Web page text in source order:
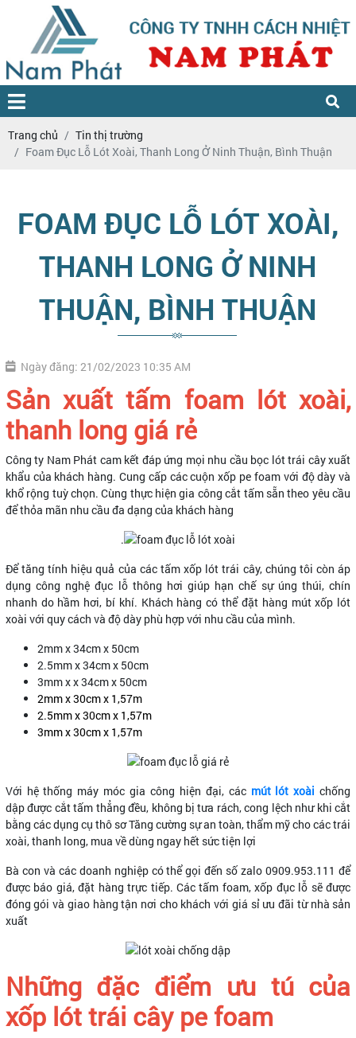
Trang chủ
Tin thị trường
Foam Đục Lỗ Lót Xoài, Thanh Long Ở Ninh Thuận, Bình Thuận
FOAM ĐỤC LỖ LÓT XOÀI,
THANH LONG Ở NINH
THUẬN, BÌNH THUẬN
Ngày đăng: 21/02/2023 10:35 AM
Sản xuất tấm foam lót xoài,
thanh long giá rẻ
Công ty Nam Phát cam kết đáp ứng mọi nhu cầu bọc lót trái cây xuất
khẩu của khách hàng. Cung cấp các cuộn xốp pe foam với độ dày và
khổ rộng tuỳ chọn. Cùng thực hiện gia công cắt tấm sẵn theo yêu cầu
để thỏa mãn nhu cầu đa dạng của khách hàng
.
Để tăng tính hiệu quả của các tấm xốp lót trái cây, chúng tôi còn áp
dụng công nghệ đục lỗ thông hơi giúp hạn chế sự úng thúi, chín
nhanh do hầm hơi, bí khí. Khách hàng có thể đặt hàng mút xốp lót
xoài với quy cách và độ dày phù hợp với nhu cầu của mình.
2mm x 34cm x 50cm
2.5mm x 34cm x 50cm
3mm x x 34cm x 50cm
2mm x 30cm x 1,57m
2.5mm x 30cm x 1,57m
3mm x 30cm x 1,57m
Với hệ thống máy móc gia công hiện đại, các mút lót xoài chống
dập được cắt tấm thẳng đều, không bị tưa rách, cong lệch như khi cắt
bằng các dụng cụ thô sơ Tăng cường sự an toàn, thẩm mỹ cho các trái
xoài, thanh long, mua về dùng ngay hết sức tiện lợi
Bà con và các doanh nghiệp có thể gọi đến số zalo 0909.953.111 để
được báo giá, đặt hàng trực tiếp. Các tấm foam, xốp đục lỗ sẽ được
đóng gói và giao hàng tận nơi cho khách với giá sỉ ưu đãi từ nhà sản
xuất
Những đặc điểm ưu tú của
xốp lót trái cây pe foam